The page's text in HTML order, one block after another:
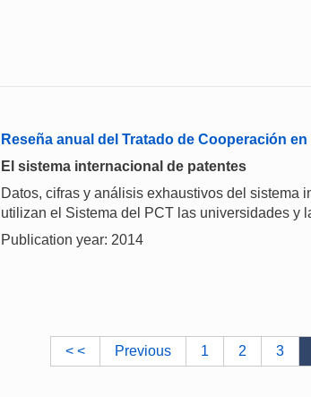
Reseña anual del Tratado de Cooperación
El sistema internacional de patentes
Datos, cifras y análisis exhaustivos del sistema
utilizan el Sistema del PCT las universidades y
Publication year: 2014
< < Previous 1 2 3